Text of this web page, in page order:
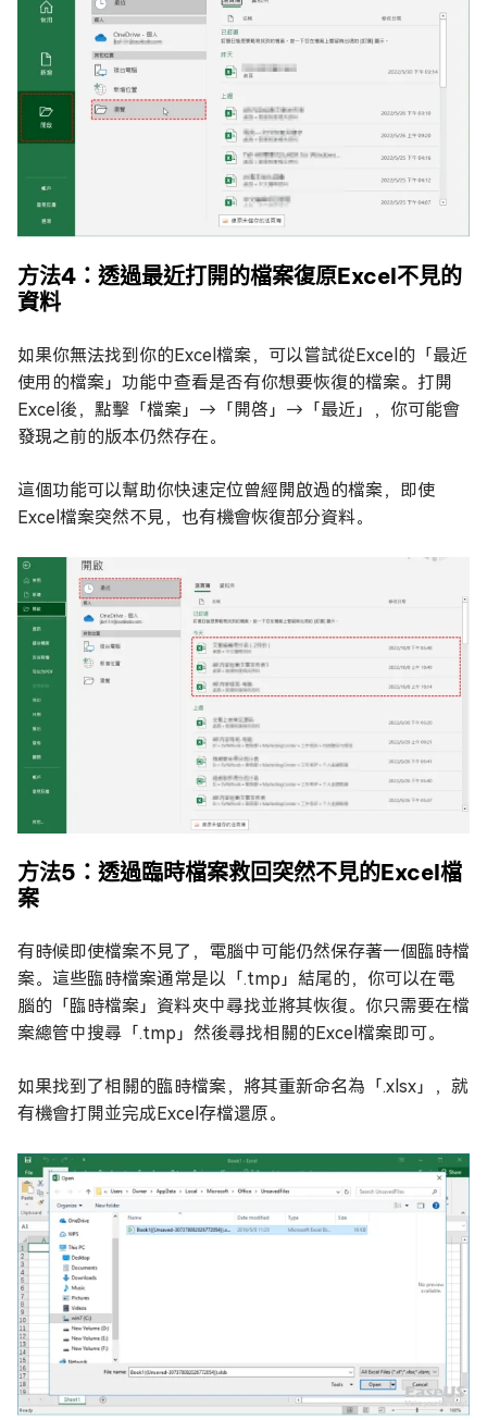
方法4：透過最近打開的檔案復原Excel不見的
資料
如果你無法找到你的Excel檔案，可以嘗試從Excel的「最近
使用的檔案」功能中查看是否有你想要恢復的檔案。打開
Excel後，點擊「檔案」→「開啓」→「最近」，你可能會
發現之前的版本仍然存在。
這個功能可以幫助你快速定位曾經開啟過的檔案，即使
Excel檔案突然不見，也有機會恢復部分資料。
方法5：透過臨時檔案救回突然不見的Excel檔
案
有時候即使檔案不見了，電腦中可能仍然保存著一個臨時檔
案。這些臨時檔案通常是以「.tmp」結尾的，你可以在電
腦的「臨時檔案」資料夾中尋找並將其恢復。你只需要在檔
案總管中搜尋「.tmp」然後尋找相關的Excel檔案即可。
如果找到了相關的臨時檔案，將其重新命名為「.xlsx」，就
有機會打開並完成Excel存檔還原。